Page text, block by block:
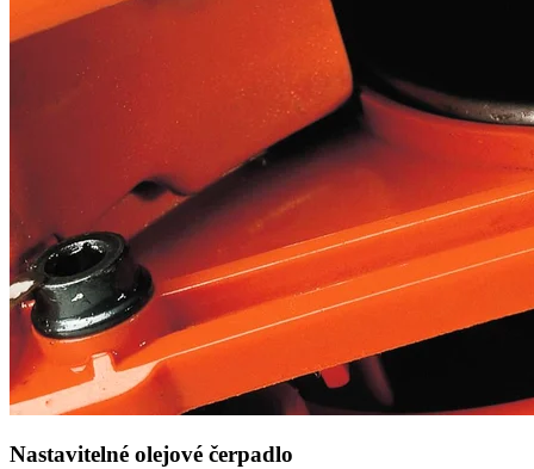
Nastavitelné olejové čerpadlo